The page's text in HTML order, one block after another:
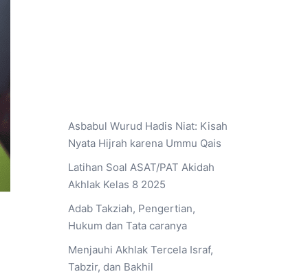
Asbabul Wurud Hadis Niat: Kisah
Nyata Hijrah karena Ummu Qais
Latihan Soal ASAT/PAT Akidah
Akhlak Kelas 8 2025
Adab Takziah, Pengertian,
Hukum dan Tata caranya
Menjauhi Akhlak Tercela Israf,
Tabzir, dan Bakhil